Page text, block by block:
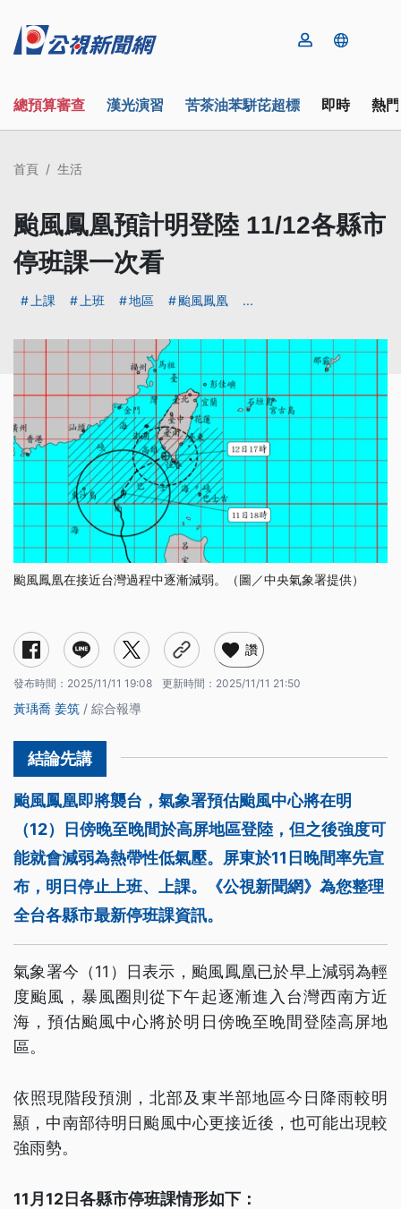
總預算審查 漢光演習 苦茶油苯駢芘超標 即時 熱
首頁 生活
颱風鳳凰預計明登陸 11/12各縣市
停班課一次看
上課 上班 地區 颱風鳳凰 ...
颱風鳳凰在接近台灣過程中逐漸減弱。（圖／中央氣象署提供）
讚
發布時間： 2025/11/11 19:08 更新時間： 2025/11/11 21:50
黃瑀喬 姜筑 / 綜合報導
颱風鳳凰即將襲台，氣象署預估颱風中心將在明
（12）日傍晚至晚間於高屏地區登陸，但之後強度可
能就會減弱為熱帶性低氣壓。屏東於11日晚間率先宣
布，明日停止上班、上課。《公視新聞網》為您整理
全台各縣市最新停班課資訊。
氣象署今（11）日表示，颱風鳳凰已於早上減弱為輕
度颱風，暴風圈則從下午起逐漸進入台灣西南方近
海，預估颱風中心將於明日傍晚至晚間登陸高屏地
區。
依照現階段預測，北部及東半部地區今日降雨較明
顯，中南部待明日颱風中心更接近後，也可能出現較
強雨勢。
11月12日各縣市停班課情形如下：